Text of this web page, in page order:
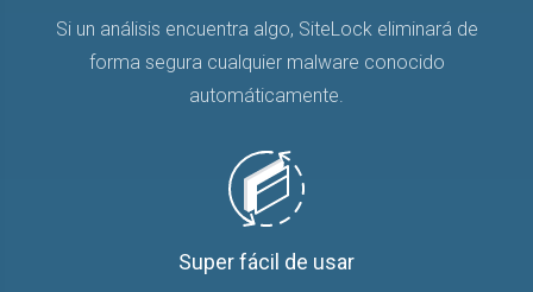
Si un análisis encuentra algo, SiteLock eliminará de
forma segura cualquier malware conocido
automáticamente.
Super fácil de usar